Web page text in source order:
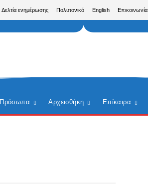
Δελτία ενημέρωσης Πολυτονικό English Επικοινωνία
Πρόσωπα Αρχειοθήκη Επίκαιρα